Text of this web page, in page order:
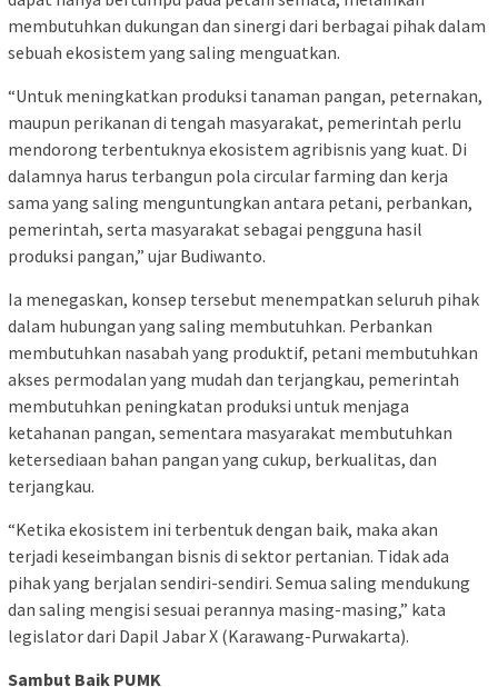
membutuhkan dukungan dan sinergi dari berbagai pihak dalam
sebuah ekosistem yang saling menguatkan.
“Untuk meningkatkan produksi tanaman pangan, peternakan,
maupun perikanan di tengah masyarakat, pemerintah perlu
mendorong terbentuknya ekosistem agribisnis yang kuat. Di
dalamnya harus terbangun pola circular farming dan kerja
sama yang saling menguntungkan antara petani, perbankan,
pemerintah, serta masyarakat sebagai pengguna hasil
produksi pangan,” ujar Budiwanto.
Ia menegaskan, konsep tersebut menempatkan seluruh pihak
dalam hubungan yang saling membutuhkan. Perbankan
membutuhkan nasabah yang produktif, petani membutuhkan
akses permodalan yang mudah dan terjangkau, pemerintah
membutuhkan peningkatan produksi untuk menjaga
ketahanan pangan, sementara masyarakat membutuhkan
ketersediaan bahan pangan yang cukup, berkualitas, dan
terjangkau.
“Ketika ekosistem ini terbentuk dengan baik, maka akan
terjadi keseimbangan bisnis di sektor pertanian. Tidak ada
pihak yang berjalan sendiri-sendiri. Semua saling mendukung
dan saling mengisi sesuai perannya masing-masing,” kata
legislator dari Dapil Jabar X (Karawang-Purwakarta).
Sambut Baik PUMK